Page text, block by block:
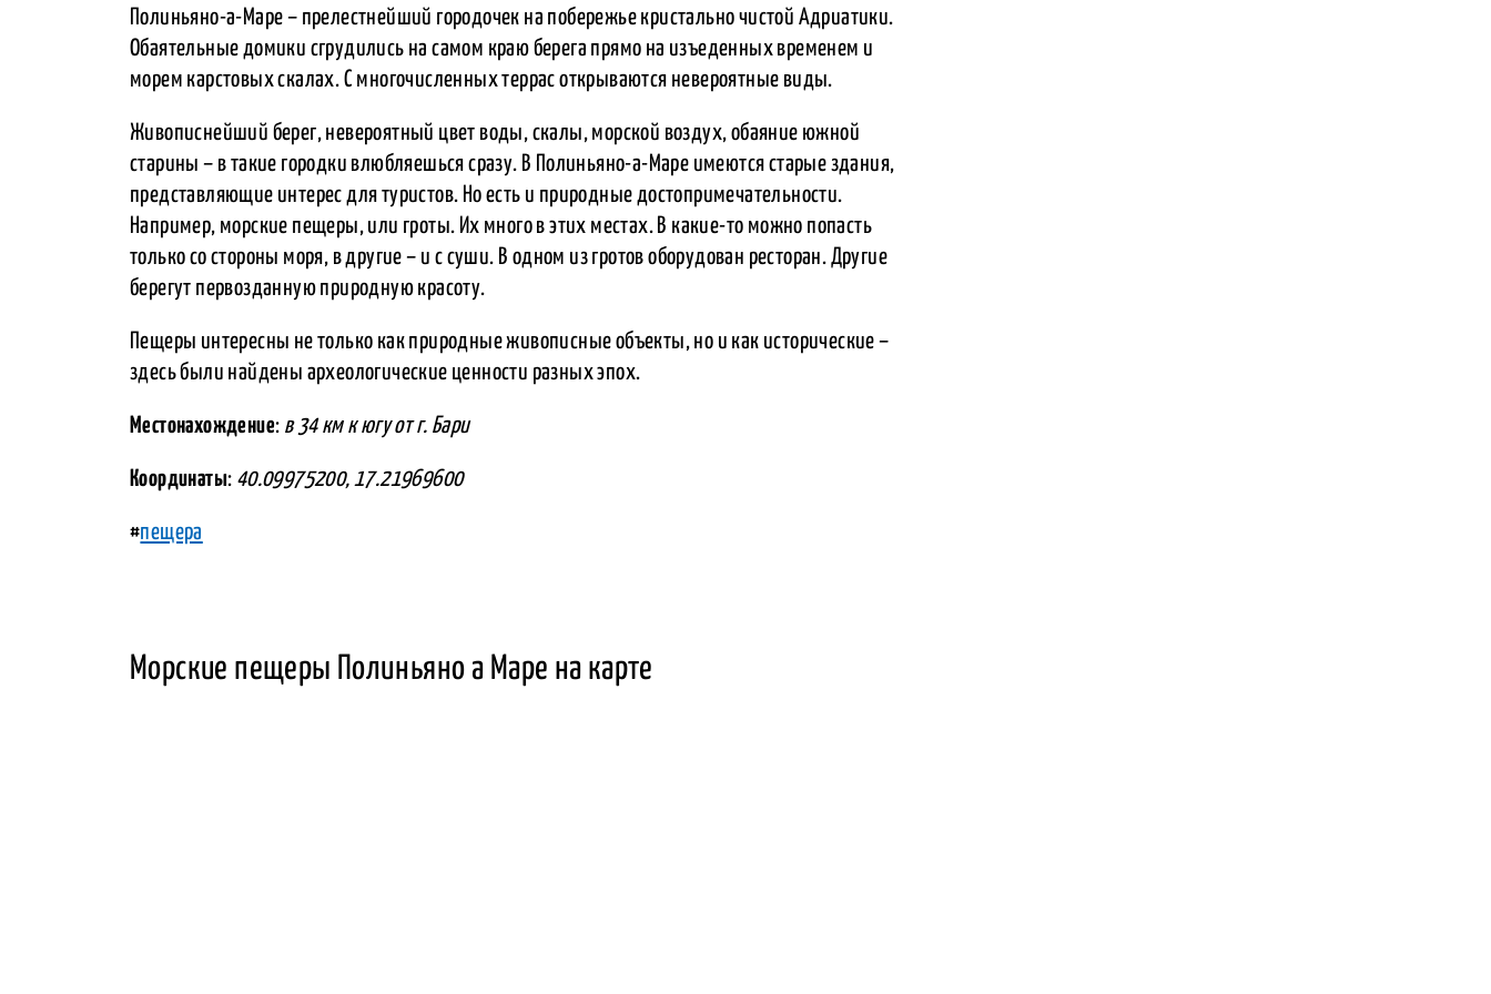
Полиньяно-а-Маре – прелестнейший городочек на побережье кристально чистой Адриатики.
Обаятельные домики сгрудились на самом краю берега прямо на изъеденных временем и
морем карстовых скалах. С многочисленных террас открываются невероятные виды.
Живописнейший берег, невероятный цвет воды, скалы, морской воздух, обаяние южной
старины – в такие городки влюбляешься сразу. В Полиньяно-а-Маре имеются старые здания,
представляющие интерес для туристов. Но есть и природные достопримечательности.
Например, морские пещеры, или гроты. Их много в этих местах. В какие-то можно попасть
только со стороны моря, в другие – и с суши. В одном из гротов оборудован ресторан. Другие
берегут первозданную природную красоту.
Пещеры интересны не только как природные живописные объекты, но и как исторические –
здесь были найдены археологические ценности разных эпох.
Местонахождение: в 34 км к югу от г. Бари
Координаты: 40.09975200, 17.21969600
#пещера
Морские пещеры Полиньяно а Маре на карте